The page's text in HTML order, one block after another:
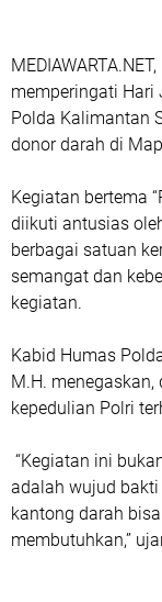
memperingati Hari
Polda Kalimantan
donor darah di
Kegiatan bertema
diikuti antusias
berbagai satuan
semangat dan
kegiatan.
Kabid Humas
M.H.
kepedulian Polri
“Kegiatan ini
adalah wujud
kantong darah
membutuhkan,”